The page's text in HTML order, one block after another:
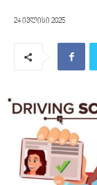
24 ივლისი 2025